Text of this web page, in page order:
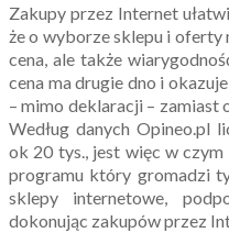
Zakupy przez Internet
że o wyborze sklepu i oferty
cena, ale także
cena ma drugie dno i
– mimo deklaracji – zamiast
Według danych Opineo.pl
ok 20 tys., jest więc w czym
programu który gromadzi
sklepy internetowe,
dokonując zakupów przez